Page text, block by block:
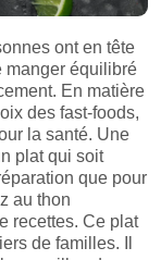
ont en tête
manger équilibré
En matière
des fast-foods,
la santé. Une
plat qui soit
que pour
au thon
recettes. Ce plat
de familles. Il